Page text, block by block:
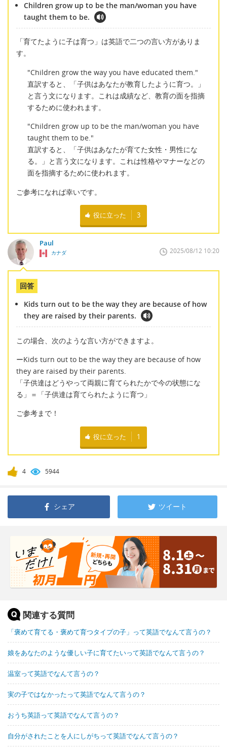
Children grow up to be the man/woman you have
taught them to be.
「育てたように子は育つ」は英語で二つの言い方がありま
す。
"Children grow the way you have educated them."
直訳すると、「子供はあなたが教育したように育つ。」
と言う文になります。これは成績など、教育の面を指摘
するために使われます。
"Children grow up to be the man/woman you have
taught them to be."
直訳すると、「子供はあなたが育てた女性・男性にな
る。」と言う文になります。これは性格やマナーなどの
面を指摘するために使われます。
ご参考になれば幸いです。
役に立った 3
Paul
カナダ 2025/08/12 10:20
回答
Kids turn out to be the way they are because of how
they are raised by their parents.
この場合、次のような言い方ができますよ。
ーKids turn out to be the way they are because of how
they are raised by their parents.
「子供達はどうやって両親に育てられたかで今の状態にな
る」＝「子供達は育てられたように育つ」
ご参考まで！
役に立った 1
4 5944
シェア ツイート
関連する質問
「褒めて育てる・褒めて育つタイプの子」って英語でなんて言うの？
娘をあなたのような優しい子に育てたいって英語でなんて言うの？
温室って英語でなんて言うの？
実の子ではなかったって英語でなんて言うの？
おうち英語って英語でなんて言うの？
自分がされたことを人にしがちって英語でなんて言うの？